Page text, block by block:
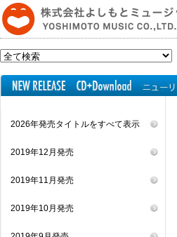
2026年発売タイトルをすべて表示
2019年12月発売
2019年11月発売
2019年10月発売